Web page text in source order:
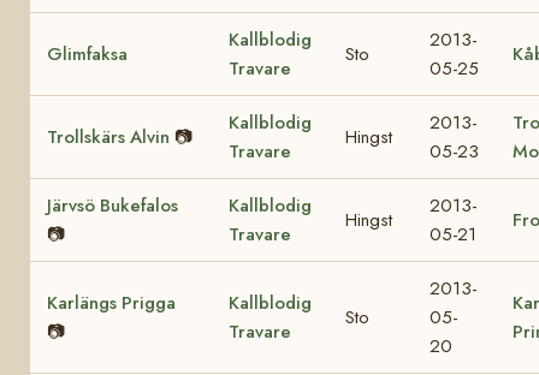
Glimfaksa
Kallblodig
Travare
Sto
2013-
05-25
Trollskärs Alvin 📷
Kallblodig
Travare
Hingst
2013-
05-23
Järvsö Bukefalos
📷
Kallblodig
Travare
Hingst
2013-
05-21
Karlängs Prigga
📷
Kallblodig
Travare
Sto
2013-
05-
20